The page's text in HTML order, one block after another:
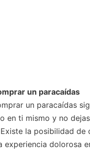
un paracaídas
un paracaídas
en ti mismo y no
la posibilidad de
experiencia dolorosa